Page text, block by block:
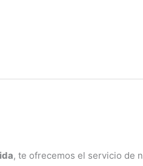
, te ofrecemos el servicio de